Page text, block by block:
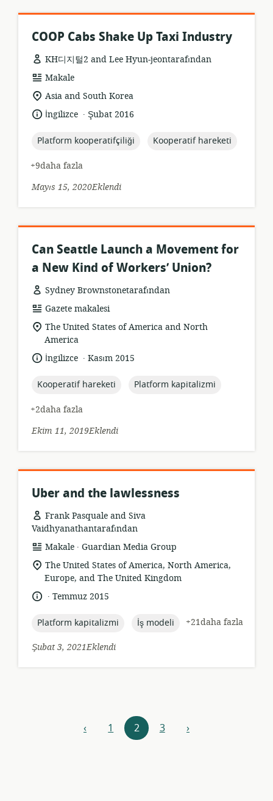
COOP Cabs Shake Up Taxi Industry
KH디지털2 and Lee Hyun-jeontarafından
Kaynak
formatı:
Makale
Uygunluk
konumu:
Asia and South Korea
Dil: İngilizce .
YayınŞubat 2016
topic:
Platform kooperatifçiliği topic:
Kooperatif hareketi
+9daha fazla
Mayıs 15, 2020Eklendi
Can Seattle Launch a Movement for
a New Kind of Workers’ Union?
Sydney Brownstonetarafından
Kaynak
formatı:
Gazete makalesi
Uygunluk
konumu:
The United States of America and North
America
Dil: İngilizce .
YayınKasım 2015
topic:
Kooperatif hareketi topic:
Platform kapitalizmi
+2daha fazla
Ekim 11, 2019Eklendi
Uber and the lawlessness
Frank Pasquale and Siva
Vaidhyanathantarafından
Kaynak
formatı:
Makale .
yayıncı:
Guardian Media Group
Uygunluk
konumu:
The United States of America, North America,
Europe, and The United Kingdom
Dil: .
YayınTemmuz 2015
topic:
Platform kapitalizmi topic:
İş modeli
+21daha fazla
Şubat 3, 2021Eklendi
Kaynaklar
‹Önceki
1 2 3 Sonraki
›